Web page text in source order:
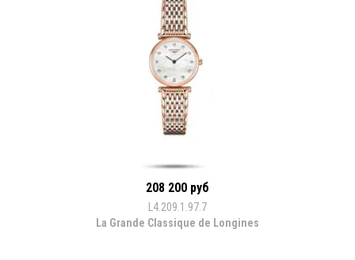
208 200 руб
L4.209.1.97.7
La Grande Classique de Longines